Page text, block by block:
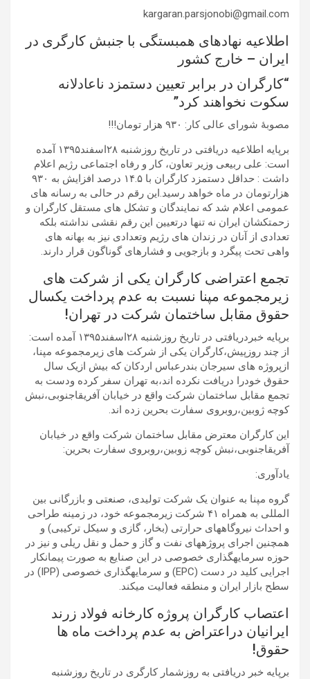
kargaran.parsjonobi@gmail.com
اطلاعیه نهادهای همبستگی با جنبش کارگری در
ایران – خارج کشور
“کارگران در برابر تعیین دستمزد ناعادلانه
سکوت نخواهند کرد”
مصوبۀ شورای عالی کار: ۹٣۰ هزار تومان!!!
برپایه اطلاعیه دریافتی در تاریخ روزشنبه ۲۸اسفند۱۳۹۵ آمده
است: علی ربیعی وزیر تعاون، کار و رفاه اجتماعی رژیم اعلام
داشت : حداقل دستمزد کارگران با ۱۴.۵ درصد افزایش به ۹٣۰
هزارتومان در ماه خواهد رسید.این رقم در حالی به رسانه های
عمومی اعلام شد که نمایندگان و تشکل های مستقل کارگران و
زحمتکشان ایران نه تنها درتعیین این رقم نقشی نداشته بلکه
تعدادی از آنان در زندان های رژیم وتعدادی نیز به بهانه های
واهی تحت پیگرد و بازجویی و فشارهای گوناگون قرار دارند.
تجمع اعتراضی کارگران یکی از شرکت های
زیرمجموعه مپنا نسبت به عدم پرداخت یکسال
حقوق مقابل ساختمان شرکت در تهران!
برپایه خبردریافتی در تاریخ روزشنبه ۲۸اسفند۱۳۹۵ آمده است:
از چند روزپیش،کارگران یکی از شرکت های زیرمجموعه مپنا،
ازپروژه های سیرجان بندرعباس اردکان که بیش ازیک سال
حقوق خودرا دریافت نکرده اند،به تهران سفر کرده ودست به
تجمع مقابل ساختمان شرکت واقع در خیابان آفریقاجنوبی،نبش
کوچه ژوبین،روبروی سفارت بحرین زده اند.
این کارگران معترض مقابل ساختمان شرکت واقع در خیابان
آفریقاجنوبی،نبش کوچه زوبین،روبروی سفارت بحرین:
یادآوری:
گروه مپنا به عنوان یک شرکت تولیدی، صنعتی و بازرگانی بین
المللی به همراه ۴۱ شرکت زیرمجموعه خود، در زمینه طراحی
و احداث نیروگاههای حرارتی (بخار، گازی و سیکل ترکیبی) و
همچنین اجرای پروژههای نفت و گاز و حمل و نقل ریلی و نیز در
حوزه سرمایهگذاری خصوصی در این صنایع به صورت پیمانکار
اجرایی کلید در دست (EPC) و سرمایهگذاری خصوصی (IPP) در
سطح بازار ایران و منطقه فعالیت میکند.
اعتصاب کارگران پروژه کارخانه فولاد زرند
ایرانیان دراعتراض به عدم پرداخت ماه ها
حقوق!
برپایه خبر دریافتی به روزشمار کارگری در تاریخ روزشنبه